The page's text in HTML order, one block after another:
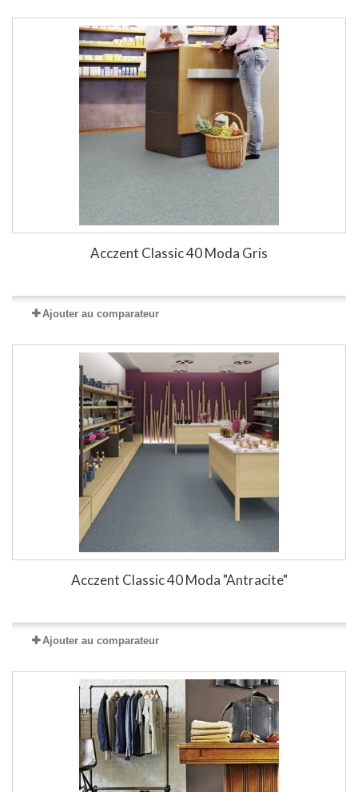
Acczent Classic 40 Moda Gris
Ajouter au comparateur
Acczent Classic 40 Moda "Antracite"
Ajouter au comparateur